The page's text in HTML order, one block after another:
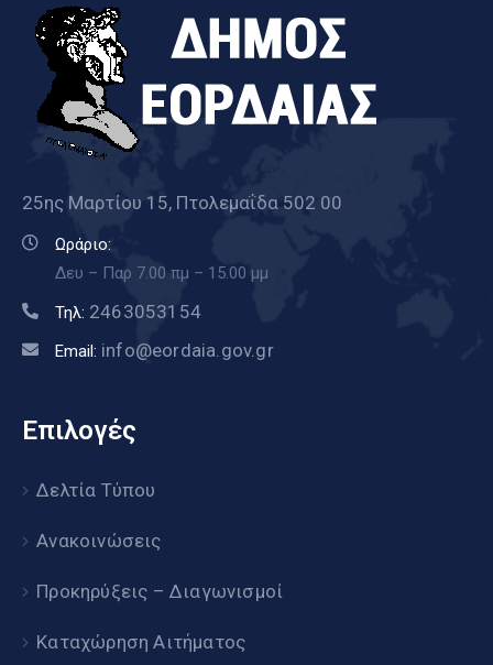
25ης Μαρτίου 15, Πτολεμαΐδα 502 00
Ωράριο:
Δευ – Παρ 7.00 πμ – 15.00 μμ
Τηλ: 2463053154
Email: info@eordaia.gov.gr
Επιλογές
Δελτία Τύπου
Ανακοινώσεις
Προκηρύξεις – Διαγωνισμοί
Καταχώρηση Αιτήματος